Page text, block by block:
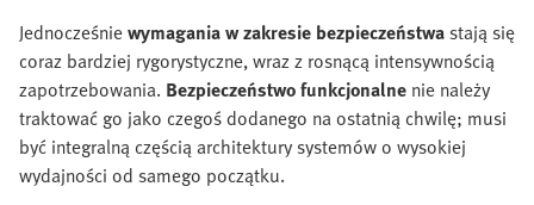
Jednocześniewymagania w zakresie bezpieczeństwa stają się
coraz bardziej rygorystyczne, wraz z rosnącą intensywnością
zapotrzebowania. Bezpieczeństwo funkcjonalne nie należy
traktować go jako czegoś dodanego na ostatnią chwilę; musi
być integralną częścią architektury systemów o wysokiej
wydajności od samego początku.